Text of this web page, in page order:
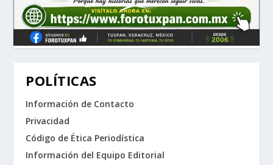
POLÍTICAS
Información de Contacto
Privacidad
Código de Ética Periodística
Información del Equipo Editorial